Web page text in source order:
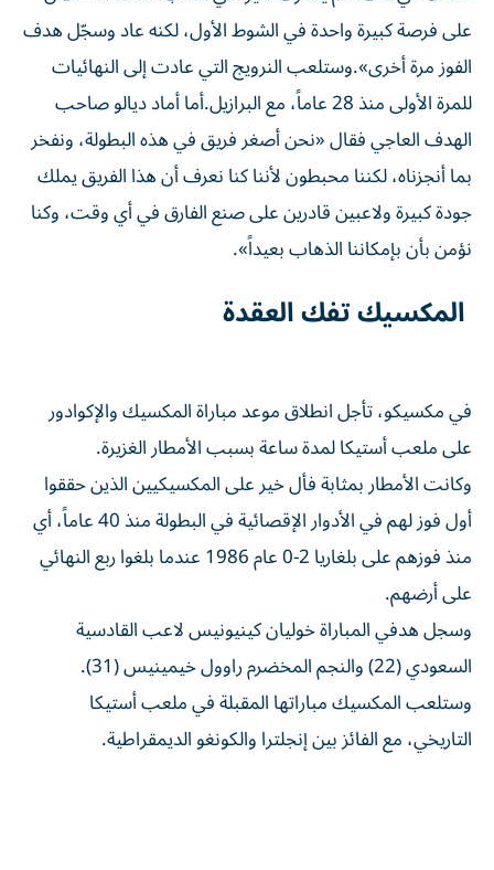
على فرصة كبيرة واحدة في الشوط الأول، لكنه عاد وسجّل هدف
الفوز مرة أخرى».وستلعب النرويج التي عادت إلى النهائيات
للمرة الأولى منذ 28 عاماً، مع البرازيل.أما أماد ديالو صاحب
الهدف العاجي فقال «نحن أصغر فريق في هذه البطولة، ونفخر
بما أنجزناه، لكننا محبطون لأننا كنا نعرف أن هذا الفريق يملك
جودة كبيرة ولاعبين قادرين على صنع الفارق في أي وقت، وكنا
نؤمن بأن بإمكاننا الذهاب بعيداً».
المكسيك تفك العقدة
في مكسيكو، تأجل انطلاق موعد مباراة المكسيك والإكوادور
على ملعب أستيكا لمدة ساعة بسبب الأمطار الغزيرة.
وكانت الأمطار بمثابة فأل خير على المكسيكيين الذين حققوا
أول فوز لهم في الأدوار الإقصائية في البطولة منذ 40 عاماً، أي
منذ فوزهم على بلغاريا 2-0 عام 1986 عندما بلغوا ربع النهائي
على أرضهم.
وسجل هدفي المباراة خوليان كينيونيس لاعب القادسية
السعودي (22) والنجم المخضرم راوول خيمينيس (31).
وستلعب المكسيك مباراتها المقبلة في ملعب أستيكا
التاريخي، مع الفائز بين إنجلترا والكونغو الديمقراطية.